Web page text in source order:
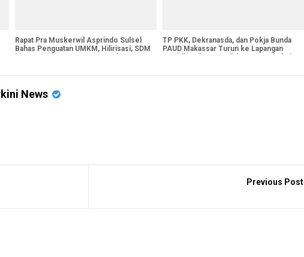
Rapat Pra Muskerwil Asprindo Sulsel
Bahas Penguatan UMKM, Hilirisasi, SDM
TP PKK, Dekranasda, dan Pokja Bunda
PAUD Makassar Turun ke Lapangan
News
Previous Post